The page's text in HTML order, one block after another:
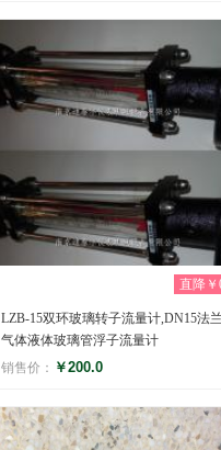
评分
直降￥
LZB-15双环玻璃转子流量计,DN15法
气体液体玻璃管浮子流量计
销售价： ￥200.0
评分
(0)